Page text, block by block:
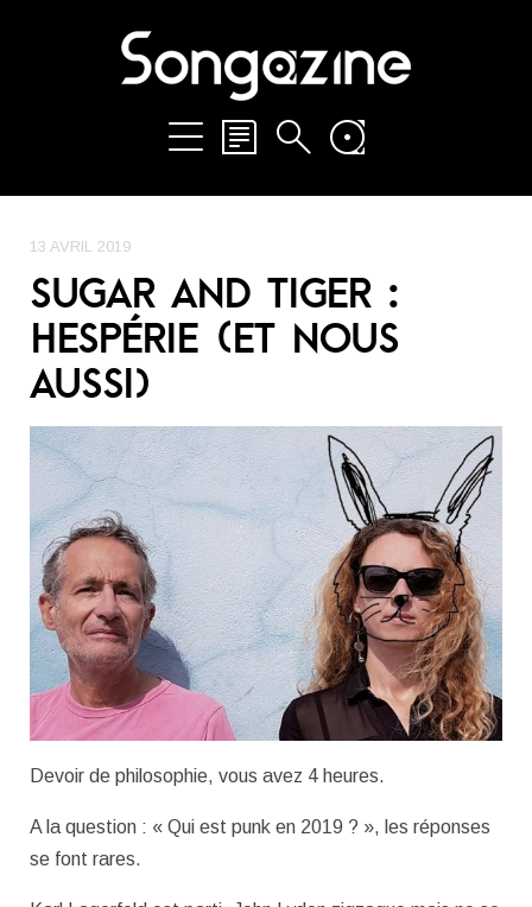
13 AVRIL 2019
SUGAR AND TIGER :
HESPÉRIE (ET NOUS
AUSSI)
Devoir de philosophie, vous avez 4 heures.
A la question : « Qui est punk en 2019 ? », les réponses
se font rares.